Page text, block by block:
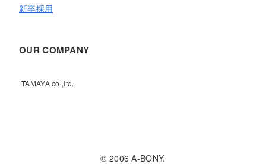
新卒採用
OUR COMPANY
TAMAYA co.,ltd.
© 2006 A-BONY.